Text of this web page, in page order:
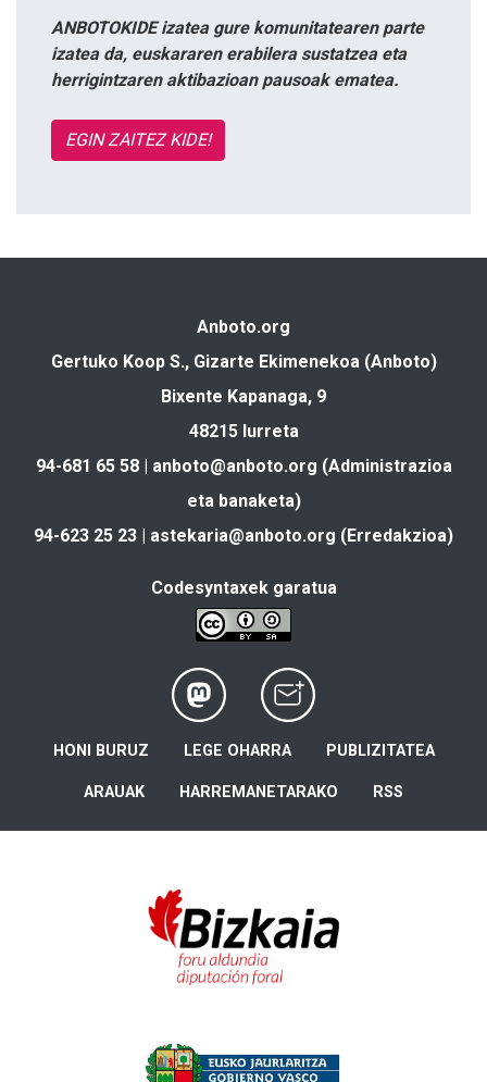
ANBOTOKIDE izatea gure komunitatearen parte
izatea da, euskararen erabilera sustatzea eta
herrigintzaren aktibazioan pausoak ematea.
EGIN ZAITEZ KIDE!
Anboto.org
Gertuko Koop S., Gizarte Ekimenekoa (Anboto)
Bixente Kapanaga, 9
48215 Iurreta
94-681 65 58 | anboto@anboto.org (Administrazioa
eta banaketa)
94-623 25 23 | astekaria@anboto.org (Erredakzioa)
Codesyntaxek garatua
HONI BURUZ LEGE OHARRA PUBLIZITATEA
ARAUAK HARREMANETARAKO RSS